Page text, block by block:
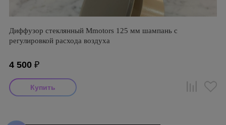
Диффузор стеклянный Mmotors 125 мм шампань с
регулировкой расхода воздуха
4 500 ₽